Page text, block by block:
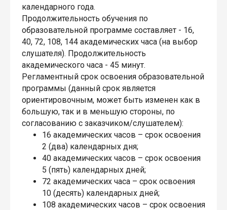
календарного года.
Продолжительность обучения по
образовательной программе составляет - 16,
40, 72, 108, 144 академических часа (на выбор
слушателя). Продолжительность
академического часа - 45 минут.
Регламентный срок освоения образовательной
программы (данный срок является
ориентировочным, может быть изменен как в
большую, так и в меньшую стороны, по
согласованию с заказчиком/слушателем):
16 академических часов – срок освоения
2 (два) календарных дня;
40 академических часов – срок освоения
5 (пять) календарных дней;
72 академических часа – срок освоения
10 (десять) календарных дней;
108 академических часов – срок освоения